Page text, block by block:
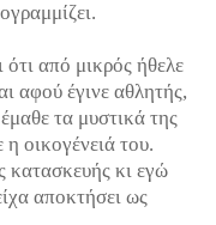
από μικρός ήθελε
αφού έγινε αθλητής,
τα μυστικά της
οικογένειά του.
κατασκευής κι εγώ
αποκτήσει ως